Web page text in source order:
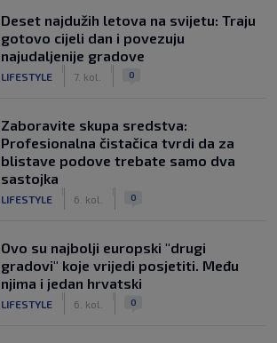
Deset najdužih letova na svijetu: Traju
gotovo cijeli dan i povezuju
najudaljenije gradove
LIFESTYLE 7. kol. 0
Zaboravite skupa sredstva:
Profesionalna čistačica tvrdi da za
blistave podove trebate samo dva
sastojka
LIFESTYLE 6. kol. 0
Ovo su najbolji europski "drugi
gradovi" koje vrijedi posjetiti. Među
njima i jedan hrvatski
LIFESTYLE 6. kol. 0